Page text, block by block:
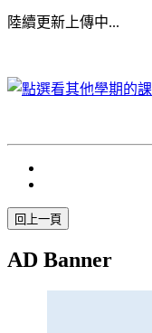
陸續更新上傳中...
AD Banner